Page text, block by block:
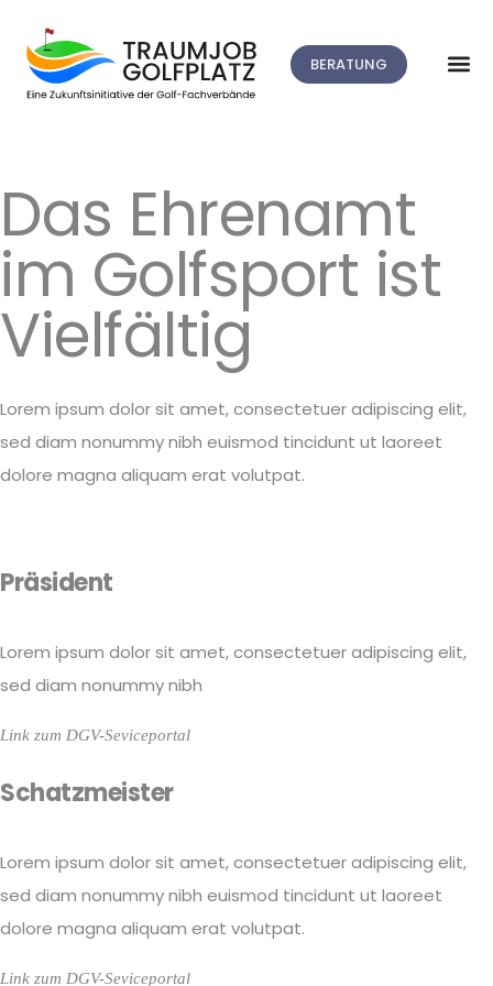
BERATUNG
Das Ehrenamt
im Golfsport ist
Vielfältig
Lorem ipsum dolor sit amet, consectetuer adipiscing elit,
sed diam nonummy nibh euismod tincidunt ut laoreet
dolore magna aliquam erat volutpat.
Präsident
Lorem ipsum dolor sit amet, consectetuer adipiscing elit,
sed diam nonummy nibh
Link zum DGV-Seviceportal
Schatzmeister
Lorem ipsum dolor sit amet, consectetuer adipiscing elit,
sed diam nonummy nibh euismod tincidunt ut laoreet
dolore magna aliquam erat volutpat.
Link zum DGV-Seviceportal